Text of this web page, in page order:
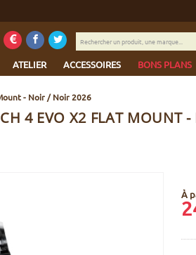
ATELIER ACCESSOIRES BONS PLANS
Rechercher
un
une
marque...
- Noir / Noir 2026
4 EVO X2 FLAT MOUNT
À